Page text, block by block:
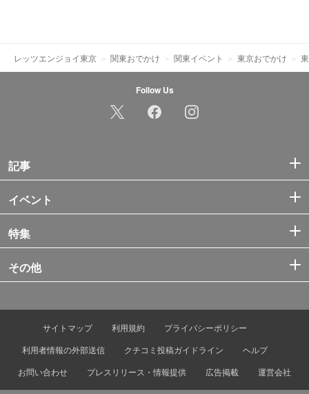
レッツエンジョイ東京 関東おでかけ 関東イベント 東京おでかけ
Follow Us
記事
イベント
特集
その他
サイトマップ 利用規約
プライバシーポリシー
利用者情報の外部送信
クチコミ投稿ガイドライン
ヘルプ
お問い合わせ
プレスリリース・情報提供 広告掲載 運営会社